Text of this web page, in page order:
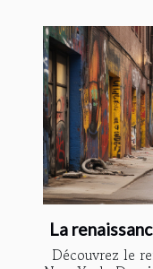
La
Découvrez le